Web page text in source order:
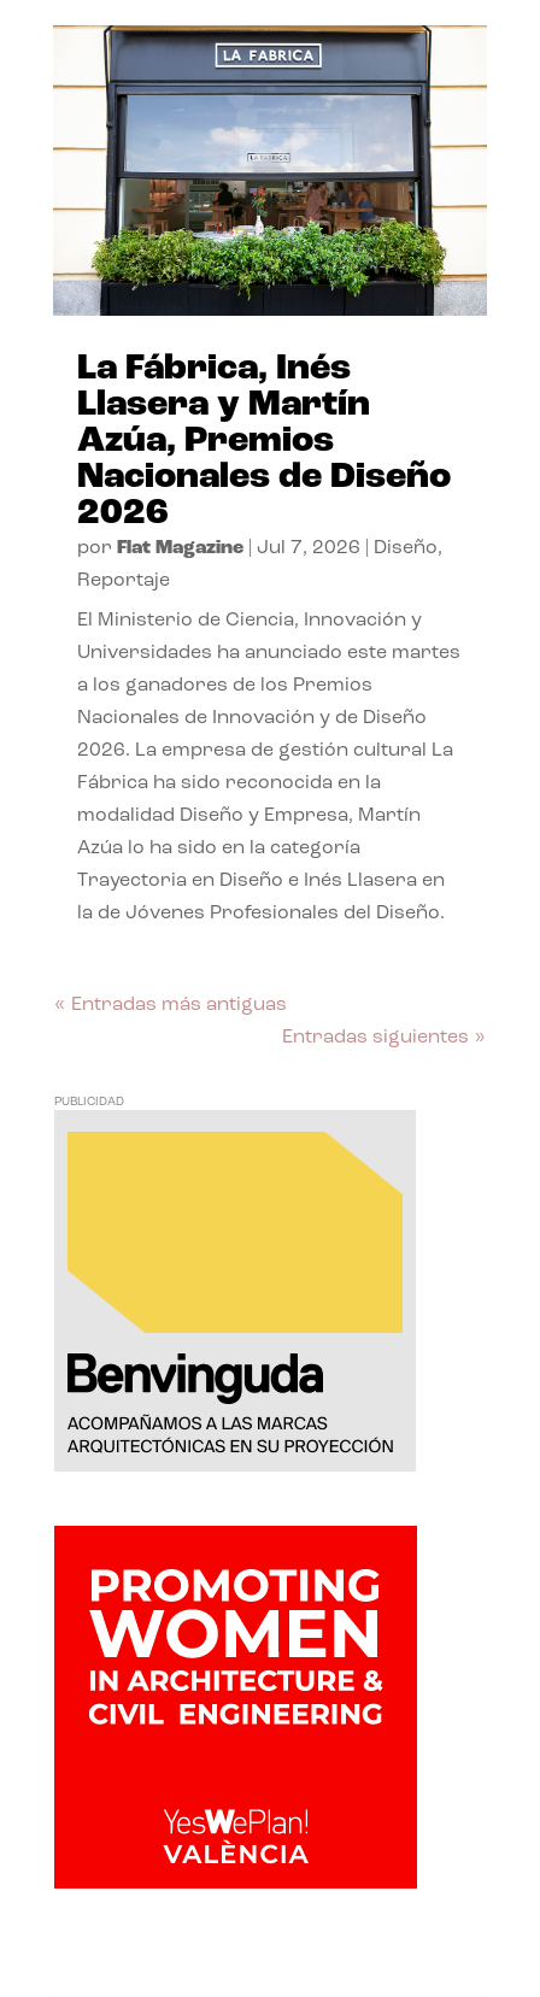
La Fábrica, Inés
Llasera y Martín
Azúa, Premios
Nacionales de Diseño
2026
por Flat Magazine| Jul 7, 2026 Diseño,
Reportaje
El Ministerio de Ciencia, Innovación y
Universidades ha anunciado este martes
a los ganadores de los Premios
Nacionales de Innovación y de Diseño
2026. La empresa de gestión cultural La
Fábrica ha sido reconocida en la
modalidad Diseño y Empresa, Martín
Azúa lo ha sido en la categoría
Trayectoria en Diseño e Inés Llasera en
la de Jóvenes Profesionales del Diseño.
« Entradas más antiguas
Entradas siguientes »
PUBLICIDAD